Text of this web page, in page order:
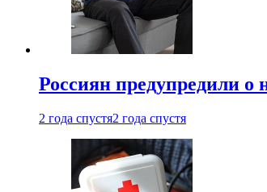
Россиян предупредили о
2 года спустя2 года спустя